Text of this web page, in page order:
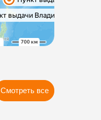
Смотреть все